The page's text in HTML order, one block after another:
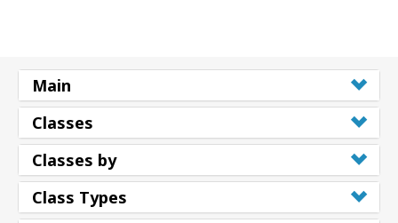
Main
Classes
Classes by
Class Types